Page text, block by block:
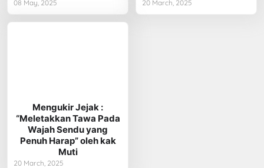
08 May, 2025 20 March, 2025
Mengukir Jejak :
“Meletakkan Tawa Pada
Wajah Sendu yang
Penuh Harap” oleh kak
Muti
20 March, 2025